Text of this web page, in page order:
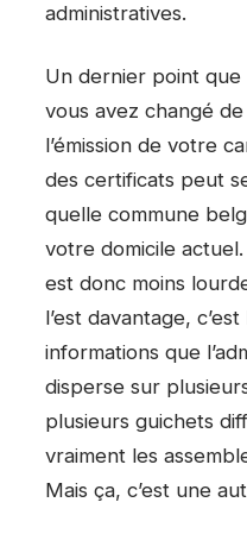
administratives.
Un dernier point que
vous avez changé
l’émission de votre
des certificats peut
quelle commune
votre domicile
est donc moins
l’est davantage,
informations que
disperse sur
plusieurs guichets
vraiment les
Mais ça, c’est une